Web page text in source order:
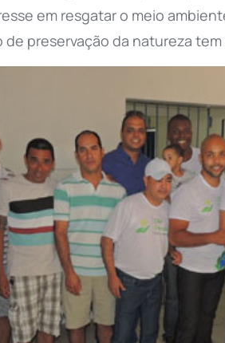
em resgatar o meio
preservação da natureza